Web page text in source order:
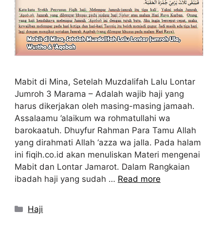
Mabit di Mina, Setelah Muzdalifah Lalu Lontar
Jumroh 3 Marama – Adalah wajib haji yang
harus dikerjakan oleh masing-masing jamaah.
Assalaamu ’alaikum wa rohmatullahi wa
barokaatuh. Dhuyfur Rahman Para Tamu Allah
yang dirahmati Allah ‘azza wa jalla. Pada halam
ini fiqih.co.id akan menuliskan Materi mengenai
Mabit dan Lontar Jamarot. Dalam Rangkaian
ibadah haji yang sudah … Read more
Kategori
Haji